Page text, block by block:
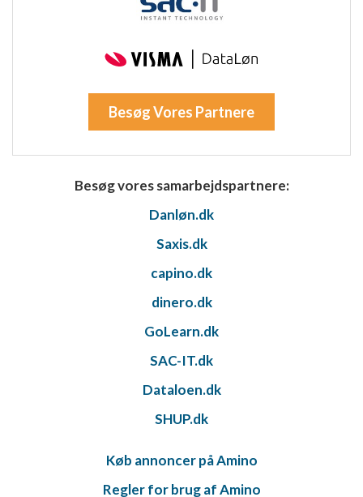
Besøg Vores Partnere
Besøg vores samarbejdspartnere:
Danløn.dk
Saxis.dk
capino.dk
dinero.dk
GoLearn.dk
SAC-IT.dk
Dataloen.dk
SHUP.dk
Køb annoncer på Amino
Regler for brug af Amino
placeringsoplysninger
Annoncering / marketing